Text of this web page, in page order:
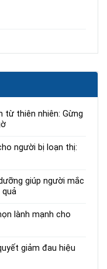
từ thiên nhiên: Gừng
người bị loạn thị:
giúp người mắc
quả
lành mạnh cho
giảm đau hiệu